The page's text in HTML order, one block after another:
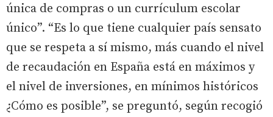
única de compras o un currículum escolar
único”. “Es lo que tiene cualquier país sensato
que se respeta a sí mismo, más cuando el nivel
de recaudación en España está en máximos y
el nivel de inversiones, en mínimos históricos
¿Cómo es posible”, se preguntó, según recogió